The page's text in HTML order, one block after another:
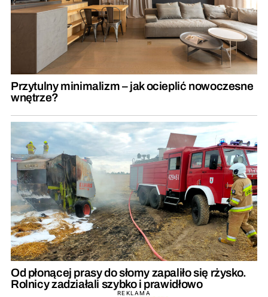
Przytulny minimalizm – jak ocieplić nowoczesne
wnętrze?
Od płonącej prasy do słomy zapaliło się rżysko.
Rolnicy zadziałali szybko i prawidłowo
REKLAMA